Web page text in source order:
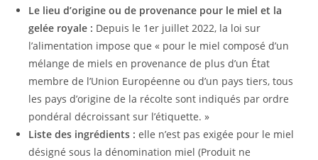
Le lieu d’origine ou de provenance pour le miel et la
gelée royale : Depuis le 1er juillet 2022, la loi sur
l’alimentation impose que « pour le miel composé d’un
mélange de miels en provenance de plus d’un État
membre de l’Union Européenne ou d’un pays tiers, tous
les pays d’origine de la récolte sont indiqués par ordre
pondéral décroissant sur l’étiquette. »
Liste des ingrédients : elle n’est pas exigée pour le miel
désigné sous la dénomination miel (Produit ne